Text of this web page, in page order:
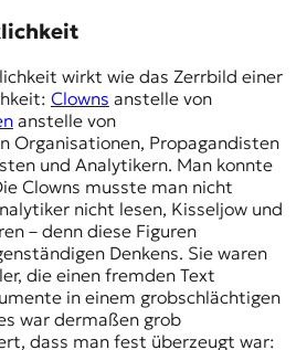
wirkt wie das Zerrbild einer
Clowns anstelle von
anstelle von
Organisationen, Propagandisten
und Analytikern. Man konnte
Clowns musste man nicht
nicht lesen, Kisseljow und
– denn diese Figuren
Denkens. Sie waren
die einen fremden Text
in einem grobschlächtigen
war dermaßen grob
dass man fest überzeugt war: